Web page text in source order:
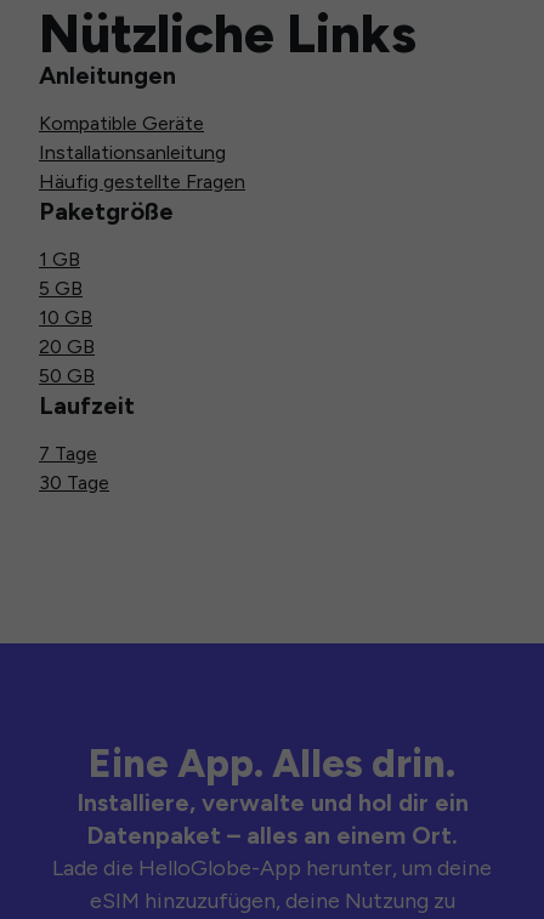
Nützliche Links
Anleitungen
Kompatible Geräte
Installationsanleitung
Häufig gestellte Fragen
Paketgröße
1 GB
5 GB
10 GB
20 GB
50 GB
Laufzeit
7 Tage
30 Tage
Eine App. Alles drin.
Installiere, verwalte und hol dir ein
Datenpaket – alles an einem Ort.
Lade die HelloGlobe-App herunter, um deine
eSIM hinzuzufügen, deine Nutzung zu